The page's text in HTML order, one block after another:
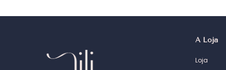
A Loja
Loja